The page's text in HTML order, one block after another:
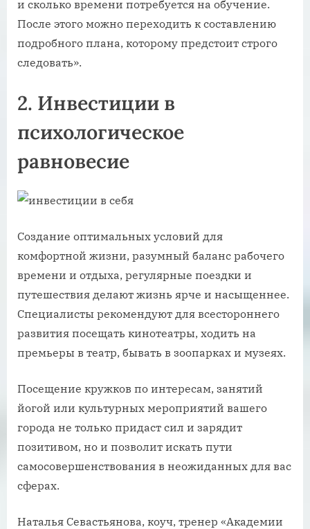
и сколько времени потребуется на обучение.
После этого можно переходить к составлению
подробного плана, которому предстоит строго
следовать».
2. Инвестиции в
психологическое
равновесие
Создание оптимальных условий для
комфортной жизни, разумный баланс рабочего
времени и отдыха, регулярные поездки и
путешествия делают жизнь ярче и насыщеннее.
Специалисты рекомендуют для всестороннего
развития посещать кинотеатры, ходить на
премьеры в театр, бывать в зоопарках и музеях.
Посещение кружков по интересам, занятий
йогой или культурных мероприятий вашего
города не только придаст сил и зарядит
позитивом, но и позволит искать пути
самосовершенствования в неожиданных для вас
сферах.
Наталья Севастьянова, коуч, тренер «Академии